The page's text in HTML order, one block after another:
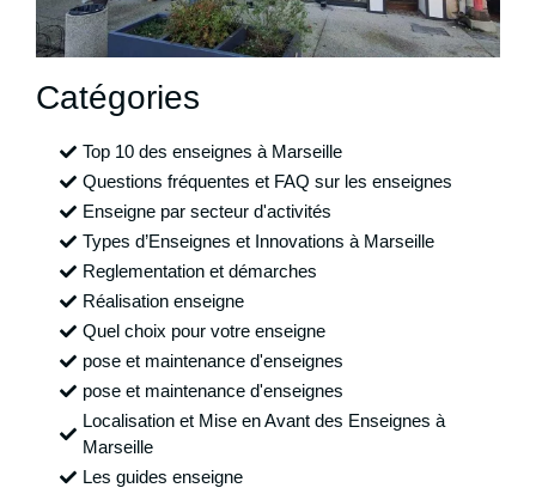
Catégories
Top 10 des enseignes à Marseille
Questions fréquentes et FAQ sur les enseignes
Enseigne par secteur d'activités
Types d’Enseignes et Innovations à Marseille
Reglementation et démarches
Réalisation enseigne
Quel choix pour votre enseigne
pose et maintenance d'enseignes
pose et maintenance d'enseignes
Localisation et Mise en Avant des Enseignes à
Marseille
Les guides enseigne